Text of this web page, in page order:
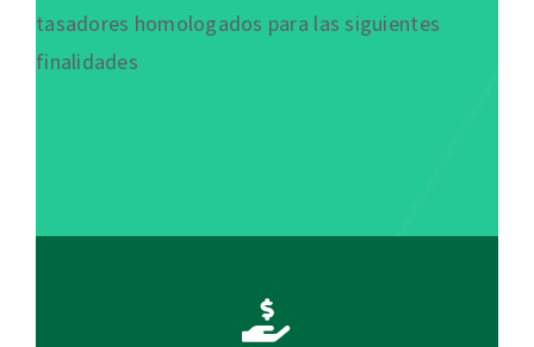
tasadores homologados para las siguientes
finalidades